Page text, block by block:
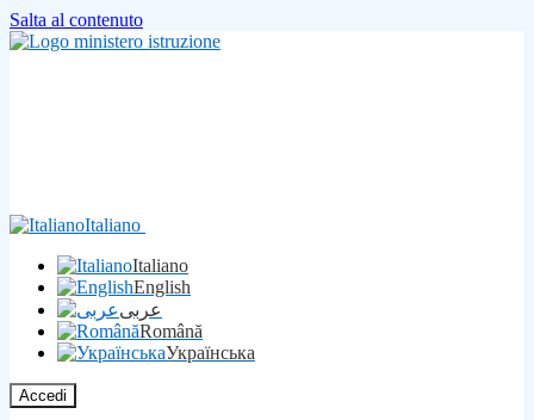
Salta al contenuto
Italiano
Italiano
English
عربى
Română
Українська
Accedi